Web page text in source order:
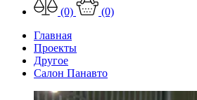
(0)
(0)
Главная
Проекты
Другое
Салон Панавто